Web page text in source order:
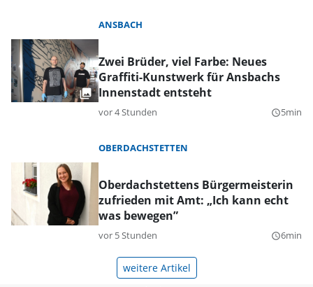
ANSBACH
Zwei Brüder, viel Farbe: Neues
Graffiti-Kunstwerk für Ansbachs
Innenstadt entsteht
vor 4 Stunden query_builder5min
OBERDACHSTETTEN
Oberdachstettens Bürgermeisterin
zufrieden mit Amt: „Ich kann echt
was bewegen”
vor 5 Stunden query_builder6min
weitere Artikel